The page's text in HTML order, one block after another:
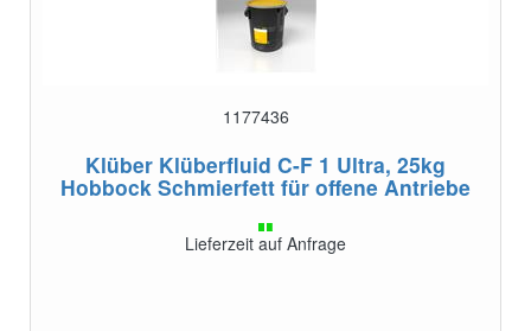
1177436
Klüber Klüberfluid C-F 1 Ultra, 25kg
Hobbock Schmierfett für offene Antriebe
Lieferzeit auf Anfrage